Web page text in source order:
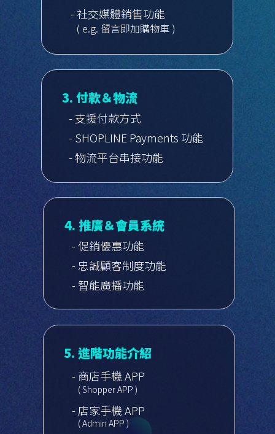
3. 付款＆物流
- 支援付款方式
- SHOPLINE Payments 功能
- 物流平台串接功能
- 社交媒體銷售功能
( e.g. 留言即加購物車 )
4. 推廣＆會員系統
5. 進階功能介紹
- 商店手機 APP
( Shopper APP )
- 促銷優惠功能
- 忠誠顧客制度功能
- 智能廣播功能
- 店家手機 APP
( Admin APP )